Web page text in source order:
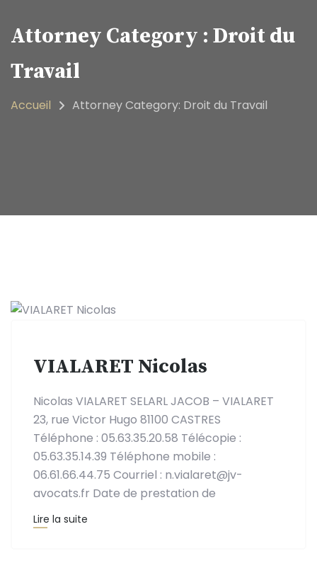
Attorney Category : Droit du
Travail
Accueil Attorney Category: Droit du Travail
VIALARET Nicolas
Nicolas VIALARET SELARL JACOB – VIALARET
23, rue Victor Hugo 81100 CASTRES
Téléphone : 05.63.35.20.58 Télécopie :
05.63.35.14.39 Téléphone mobile :
06.61.66.44.75 Courriel : n.vialaret@jv-
avocats.fr Date de prestation de
Lire la suite